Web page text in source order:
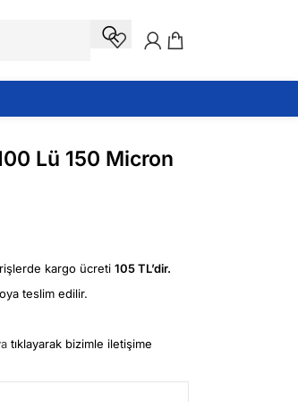
Lü 150 Micron
kargo ücreti 105 TL’dir.
teslim edilir.
tıklayarak bizimle iletişime